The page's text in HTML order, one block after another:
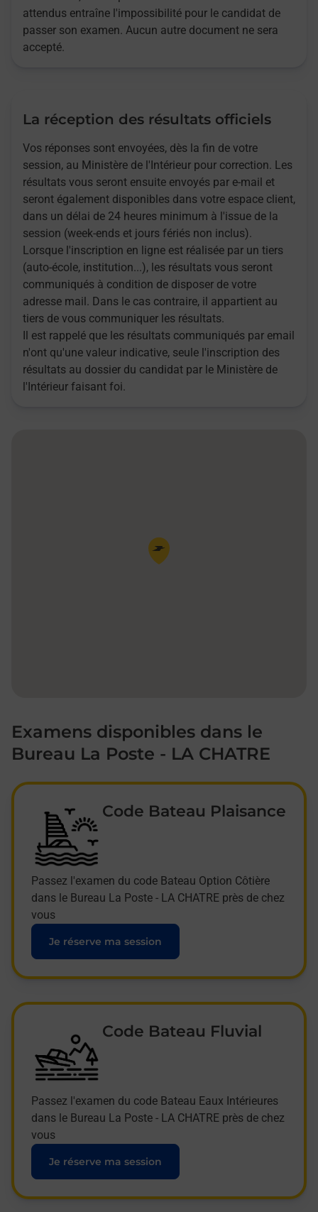
attendus entraîne l'impossibilité pour le candidat de
passer son examen. Aucun autre document ne sera
accepté.
La réception des résultats officiels
Vos réponses sont envoyées, dès la fin de votre
session, au Ministère de l'Intérieur pour correction. Les
résultats vous seront ensuite envoyés par e-mail et
seront également disponibles dans votre espace client,
dans un délai de 24 heures minimum à l'issue de la
session (week-ends et jours fériés non inclus).
Lorsque l'inscription en ligne est réalisée par un tiers
(auto-école, institution...), les résultats vous seront
communiqués à condition de disposer de votre
adresse mail. Dans le cas contraire, il appartient au
tiers de vous communiquer les résultats.
Il est rappelé que les résultats communiqués par email
n'ont qu'une valeur indicative, seule l'inscription des
résultats au dossier du candidat par le Ministère de
l'Intérieur faisant foi.
Pin de la carte
Examens disponibles dans le
Bureau La Poste - LA CHATRE
Code Bateau Plaisance
Passez l'examen du code Bateau Option Côtière
dans le Bureau La Poste - LA CHATRE près de chez
vous
Je réserve ma session
Code Bateau Fluvial
Passez l'examen du code Bateau Eaux Intérieures
dans le Bureau La Poste - LA CHATRE près de chez
vous
Je réserve ma session